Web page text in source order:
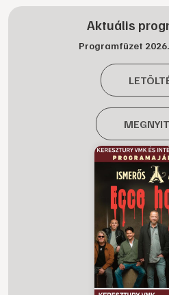
Aktuális
Programfüzet